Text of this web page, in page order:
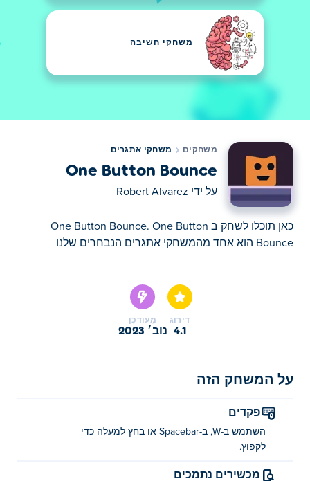
משחקי חשיבה
משחקים משחקי אתגרים
One Button Bounce
על ידי Robert Alvarez
כאן תוכלו לשחק ב One Button Bounce. One Button
Bounce הוא אחד מהמשחקי אתגרים הנבחרים שלנו
דירוג
4.1
מְעוּדכָּן
נוב׳ 2023
על המשחק הזה
פקדים
השתמש ב-W, ב-Spacebar או בחץ למעלה כדי
לקפוץ.
מכשירים נתמכים